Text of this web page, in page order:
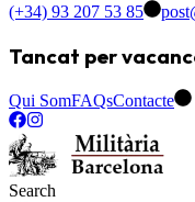
(+34) 93 207 53 85
Tancat per
Qui SomFAQsContacte
Search